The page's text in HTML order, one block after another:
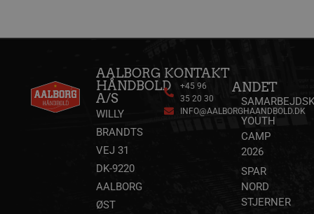
AALBORG
HÅNDBOLD
A/S
WILLY
BRANDTS
VEJ 31
DK-9220
AALBORG
ØST
KONTAKT
+45 96
35 20 30
INFO@AALBORGHAANDBOLD.DK
ANDET
YOUTH
CAMP
2026
SPAR
NORD
STJERNER
aalborghaandbold.dk